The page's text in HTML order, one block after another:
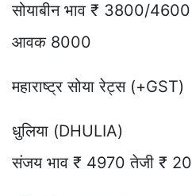
सोयाबीन भाव ₹ 3800/4600
आवक 8000
महाराष्ट्र सोया रेट्स (+GST)
धुलिया (DHULIA)
संजय भाव ₹ 4970 तेजी ₹ 20